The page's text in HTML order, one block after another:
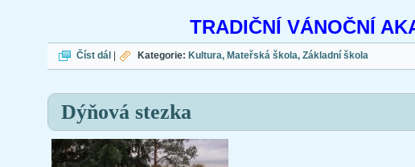
TRADIČNÍ VÁNOČNÍ
Číst dál Vánoční besídka
Kategorie: Kultura Mateřská škola Základní škola
Dýňová stezka